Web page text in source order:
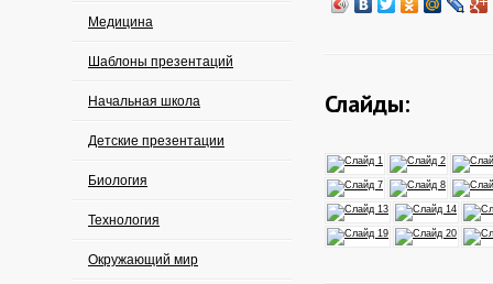
Медицина
Шаблоны презентаций
Начальная школа
Детские презентации
Биология
Технология
Окружающий мир
Слайды: